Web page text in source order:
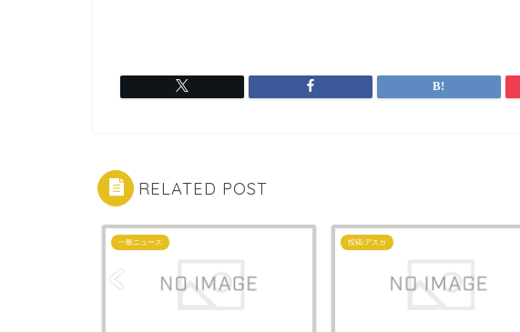
RELATED POST
一般ニュース 投稿:アスカ